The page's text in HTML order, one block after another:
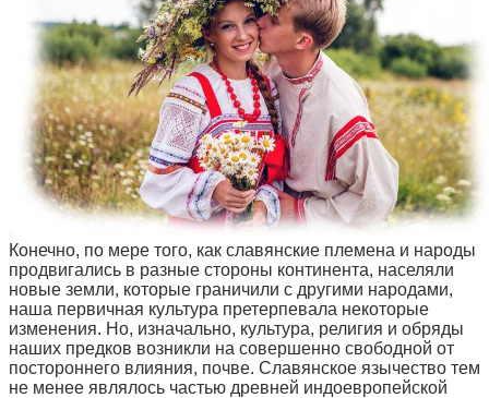
Конечно, по мере того, как славянские племена и народы
продвигались в разные стороны континента, населяли
новые земли, которые граничили с другими народами,
наша первичная культура претерпевала некоторые
изменения. Но, изначально, культура, религия и обряды
наших предков возникли на совершенно свободной от
постороннего влияния, почве. Славянское язычество тем
не менее являлось частью древней индоевропейской